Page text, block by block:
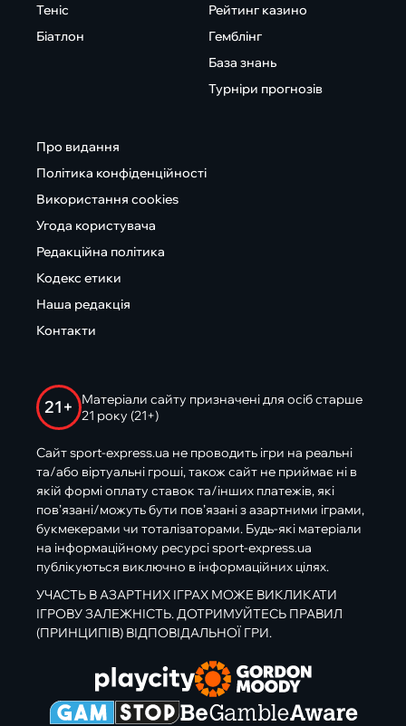
Теніс
Біатлон
Рейтинг казино
Гемблінг
База знань
Турніри прогнозів
Про видання
Політика конфіденційності
Використання cookies
Угода користувача
Редакційна політика
Кодекс етики
Наша редакція
Контакти
21+
Матеріали сайту призначені для осіб старше
21 року (21+)
Сайт sport-express.ua не проводить ігри на реальні
та/або віртуальні гроші, також сайт не приймає ні в
якій формі оплату ставок та/інших платежів, які
пов’язані/можуть бути пов’язані з азартними іграми,
букмекерами чи тоталізаторами. Будь-які матеріали
на інформаційному ресурсі sport-express.ua
публікуються виключно в інформаційних цілях.
УЧАСТЬ В АЗАРТНИХ ІГРАХ МОЖЕ ВИКЛИКАТИ
ІГРОВУ ЗАЛЕЖНІСТЬ. ДОТРИМУЙТЕСЬ ПРАВИЛ
(ПРИНЦИПІВ) ВІДПОВІДАЛЬНОЇ ГРИ.